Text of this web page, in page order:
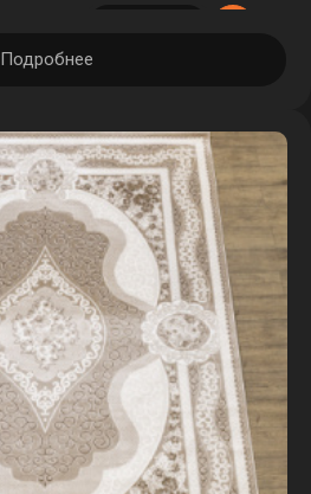
Подробнее